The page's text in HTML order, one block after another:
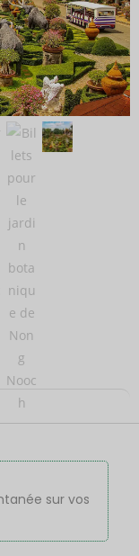
sur vos